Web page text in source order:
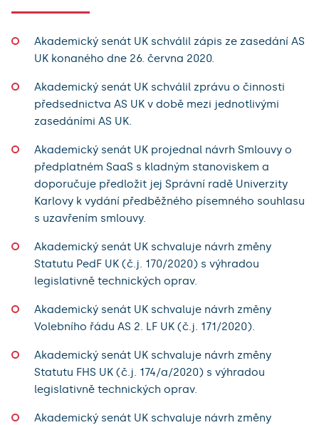
Akademický senát UK schválil zápis ze zasedání AS
UK konaného dne 26. června 2020.
Akademický senát UK schválil zprávu o činnosti
předsednictva AS UK v době mezi jednotlivými
zasedáními AS UK.
Akademický senát UK projednal návrh Smlouvy o
předplatném SaaS s kladným stanoviskem a
doporučuje předložit jej Správní radě Univerzity
Karlovy k vydání předběžného písemného souhlasu
s uzavřením smlouvy.
Akademický senát UK schvaluje návrh změny
Statutu PedF UK (č.j. 170/2020) s výhradou
legislativně technických oprav.
Akademický senát UK schvaluje návrh změny
Volebního řádu AS 2. LF UK (č.j. 171/2020).
Akademický senát UK schvaluje návrh změny
Statutu FHS UK (č.j. 174/a/2020) s výhradou
legislativně technických oprav.
Akademický senát UK schvaluje návrh změny